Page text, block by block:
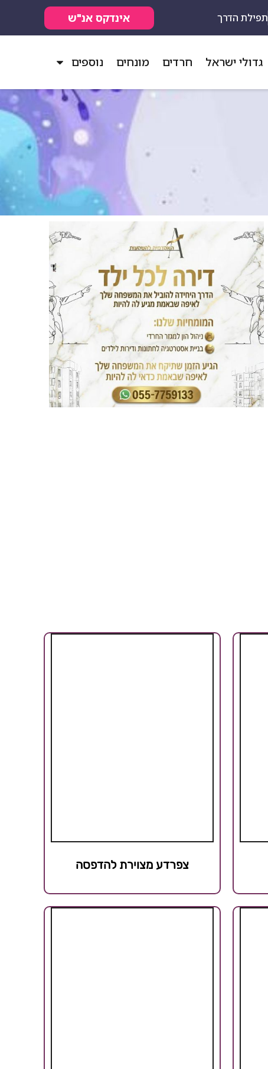
תפילת הדרך אינדקס אנ"ש
גדולי ישראל חרדים מונחים נוספים
צפרדע מצוירת להדפסה